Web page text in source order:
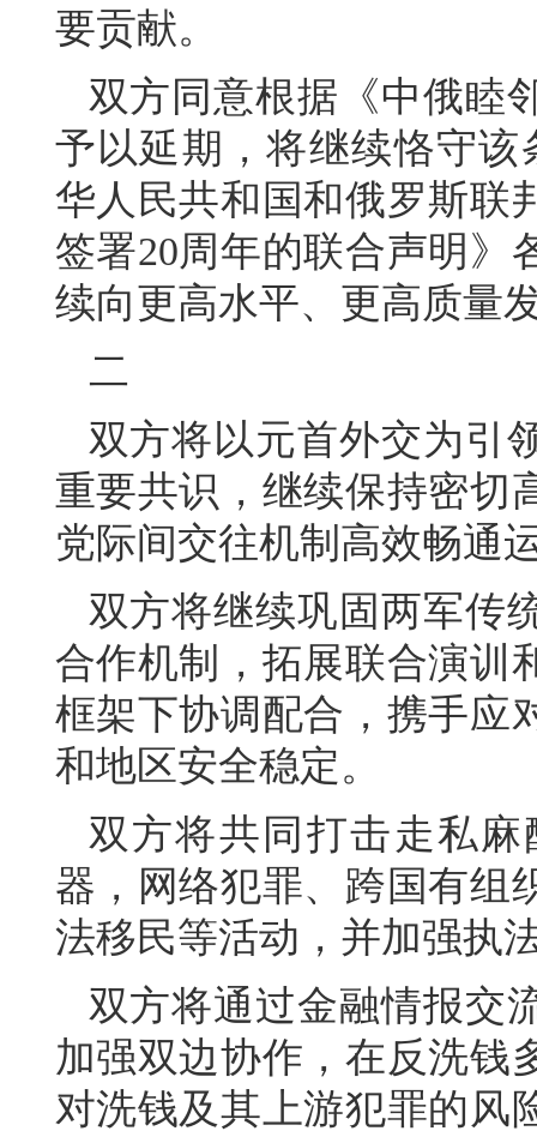
要贡献。
双方同意根据《中俄睦
予以延期，将继续恪守该
华人民共和国和俄罗斯联
签署20周年的联合声明》
续向更高水平、更高质量
二
双方将以元首外交为引
重要共识，继续保持密切
党际间交往机制高效畅通
双方将继续巩固两军传
合作机制，拓展联合演训
框架下协调配合，携手应
和地区安全稳定。
双方将共同打击走私
器，网络犯罪、跨国有组
法移民等活动，并加强执
双方将通过金融情报交
加强双边协作，在反洗钱
对洗钱及其上游犯罪的风